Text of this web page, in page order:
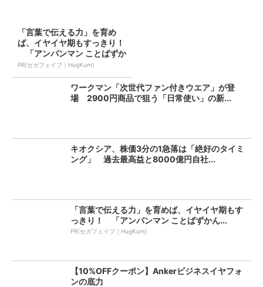
「言葉で伝える力」を育め
ば、イヤイヤ期もすっきり！
「アンパンマン ことばずか
ん...
PR(セガフェイブ｜HugKum)
ワークマン「次世代ファン付きウエア」が登
場 2900円商品で狙う「日常使い」の新...
キオクシア、株価3分の1急落は「絶好のタイミ
ング」 過去最高益と8000億円自社...
「言葉で伝える力」を育めば、イヤイヤ期もす
っきり！ 「アンパンマン ことばずかん...
PR(セガフェイブ｜HugKum)
【10%OFFクーポン】Ankerビジネスイヤフォ
ンの底力